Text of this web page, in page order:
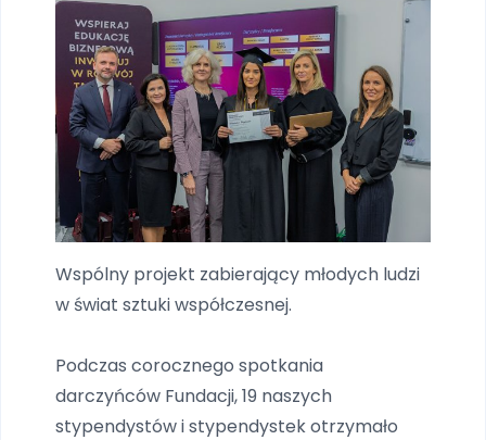
Kontakt
Przekaż darowiznę
Wspólny projekt zabierający młodych ludzi
w świat sztuki współczesnej.
Podczas corocznego spotkania
darczyńców Fundacji, 19 naszych
stypendystów i stypendystek otrzymało